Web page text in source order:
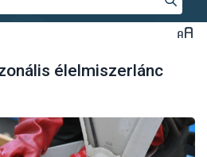
élelmiszerlánc